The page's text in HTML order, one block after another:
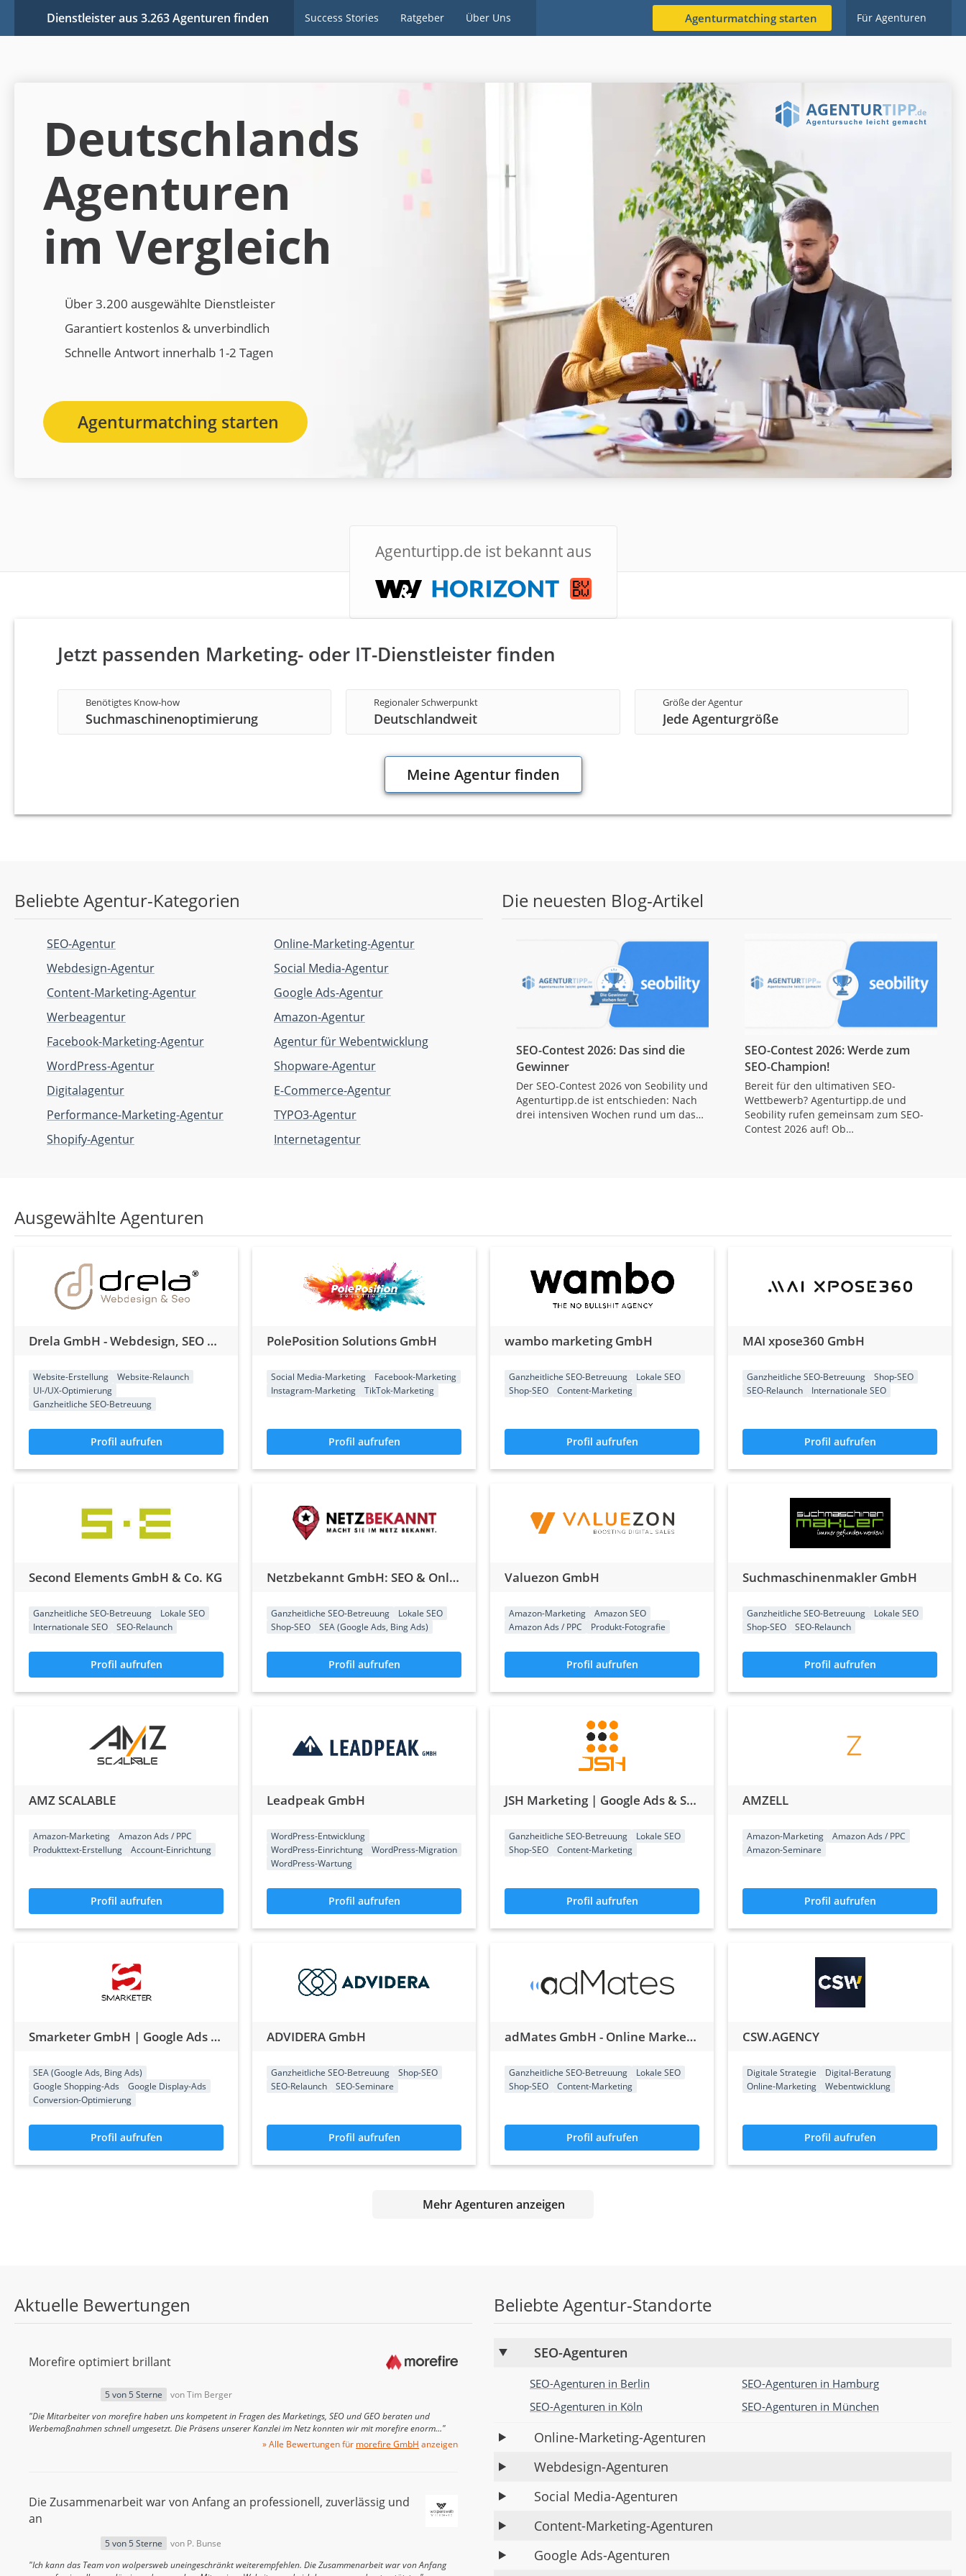
Dienstleister aus 3.263 Agenturen finden Success Stories Ratgeber Über Uns Agenturmatching starten Für Agenturen
Deutschlands
Agenturen
im Vergleich
Über 3.200 ausgewählte Dienstleister
Garantiert kostenlos & unverbindlich
Schnelle Antwort innerhalb 1-2 Tagen
Agenturmatching starten
Agenturtipp.de ist bekannt aus
Jetzt passenden Marketing- oder IT-Dienstleister finden
Benötigtes Know-how
Suchmaschinenoptimierung
Regionaler Schwerpunkt
Deutschlandweit
Größe der Agentur
Jede Agenturgröße
Meine Agentur finden
Beliebte Agentur-Kategorien
SEO-Agentur
Online-Marketing-Agentur
Webdesign-Agentur
Social Media-Agentur
Content-Marketing-Agentur
Google Ads-Agentur
Werbeagentur
Amazon-Agentur
Facebook-Marketing-Agentur
Agentur für Webentwicklung
WordPress-Agentur
Shopware-Agentur
Digitalagentur
E-Commerce-Agentur
Performance-Marketing-Agentur
TYPO3-Agentur
Shopify-Agentur
Internetagentur
Die neuesten Blog-Artikel
SEO-Contest 2026: Das sind die
Gewinner
Der SEO-Contest 2026 von Seobility und
Agenturtipp.de ist entschieden: Nach
drei intensiven Wochen rund um das…
SEO-Contest 2026: Werde zum
SEO-Champion!
Bereit für den ultimativen SEO-
Wettbewerb? Agenturtipp.de und
Seobility rufen gemeinsam zum SEO-
Contest 2026 auf! Ob…
Ausgewählte Agenturen
Drela GmbH - Webdesign, SEO & GEO
Website-Erstellung
Website-Relaunch
UI-/UX-Optimierung
Ganzheitliche SEO-Betreuung
Profil aufrufen
PolePosition Solutions GmbH
Social Media-Marketing
Facebook-Marketing
Instagram-Marketing
TikTok-Marketing
Profil aufrufen
wambo marketing GmbH
Ganzheitliche SEO-Betreuung
Lokale SEO
Shop-SEO
Content-Marketing
Profil aufrufen
MAI xpose360 GmbH
Ganzheitliche SEO-Betreuung
Shop-SEO
SEO-Relaunch
Internationale SEO
Profil aufrufen
Second Elements GmbH & Co. KG
Ganzheitliche SEO-Betreuung
Lokale SEO
Internationale SEO
SEO-Relaunch
Profil aufrufen
Netzbekannt GmbH: SEO & Online-Marketing
Ganzheitliche SEO-Betreuung
Lokale SEO
Shop-SEO
SEA (Google Ads, Bing Ads)
Profil aufrufen
Valuezon GmbH
Amazon-Marketing
Amazon SEO
Amazon Ads / PPC
Produkt-Fotografie
Profil aufrufen
Suchmaschinenmakler GmbH
Ganzheitliche SEO-Betreuung
Lokale SEO
Shop-SEO
SEO-Relaunch
Profil aufrufen
AMZ SCALABLE
Amazon-Marketing
Amazon Ads / PPC
Produkttext-Erstellung
Account-Einrichtung
Profil aufrufen
Leadpeak GmbH
WordPress-Entwicklung
WordPress-Einrichtung
WordPress-Migration
WordPress-Wartung
Profil aufrufen
JSH Marketing | Google Ads & SEO Agentur
Ganzheitliche SEO-Betreuung
Lokale SEO
Shop-SEO
Content-Marketing
Profil aufrufen
AMZELL
Amazon-Marketing
Amazon Ads / PPC
Amazon-Seminare
Profil aufrufen
Smarketer GmbH | Google Ads Agentur
SEA (Google Ads, Bing Ads)
Google Shopping-Ads
Google Display-Ads
Conversion-Optimierung
Profil aufrufen
ADVIDERA GmbH
Ganzheitliche SEO-Betreuung
Shop-SEO
SEO-Relaunch
SEO-Seminare
Profil aufrufen
adMates GmbH - Online Marketing Agentur
Ganzheitliche SEO-Betreuung
Lokale SEO
Shop-SEO
Content-Marketing
Profil aufrufen
CSW.AGENCY
Digitale Strategie
Digital-Beratung
Online-Marketing
Webentwicklung
Profil aufrufen
Mehr Agenturen anzeigen
Aktuelle Bewertungen
Morefire optimiert brillant
5 von 5 Sterne
von Tim Berger
"Die Mitarbeiter von morefire haben uns kompetent in Fragen des Marketings, SEO und GEO beraten und
Werbemaßnahmen schnell umgesetzt. Die Präsens unserer Kanzlei im Netz konnten wir mit morefire enorm…"
» Alle Bewertungen für morefire GmbH anzeigen
Die Zusammenarbeit war von Anfang an professionell, zuverlässig und
an
5 von 5 Sterne
von P. Bunse
"Ich kann das Team von wolpersweb uneingeschränkt weiterempfehlen. Die Zusammenarbeit war von Anfang
Beliebte Agentur-Standorte
SEO-Agenturen
SEO-Agenturen in Berlin
SEO-Agenturen in Köln
SEO-Agenturen in Hamburg
SEO-Agenturen in München
Online-Marketing-Agenturen
Webdesign-Agenturen
Social Media-Agenturen
Content-Marketing-Agenturen
Google Ads-Agenturen